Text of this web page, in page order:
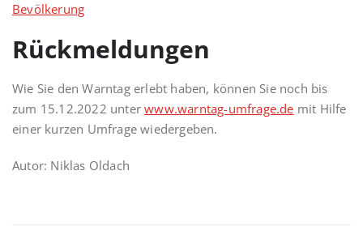
Bevölkerung
Rückmeldungen
Wie Sie den Warntag erlebt haben, können Sie noch bis
zum 15.12.2022 unterwww.warntag-umfrage.de mit Hilfe
einer kurzen Umfrage wiedergeben.
Autor: Niklas Oldach